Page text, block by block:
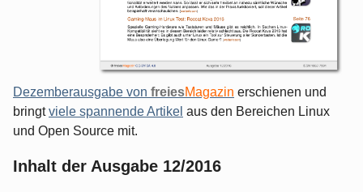
Dezemberausgabe von freiesMagazin erschienen und
bringtviele spannende Artikel aus den Bereichen Linux
und Open Source mit.
Inhalt der Ausgabe 12/2016